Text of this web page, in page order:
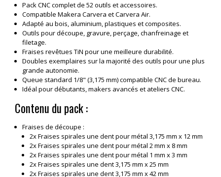
Pack CNC complet de 52 outils et accessoires.
Compatible Makera Carvera et Carvera Air.
Adapté au bois, aluminium, plastiques et composites.
Outils pour découpe, gravure, perçage, chanfreinage et
filetage.
Fraises revêtues TiN pour une meilleure durabilité.
Doubles exemplaires sur la majorité des outils pour une plus
grande autonomie.
Queue standard 1/8" (3,175 mm) compatible CNC de bureau.
Idéal pour débutants, makers avancés et ateliers CNC.
Contenu du pack :
Fraises de découpe :
2x Fraises spirales une dent pour métal 3,175 mm x 12 mm
2x Fraises spirales une dent pour métal 2 mm x 8 mm
2x Fraises spirales une dent pour métal 1 mm x 3 mm
2x Fraises spirales une dent 3,175 mm x 25 mm
2x Fraises spirales une dent 3,175 mm x 42 mm